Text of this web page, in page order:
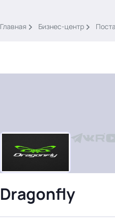
Войти
картина дня
темы
материалы
видео
события
Главная Бизнес-центр
Dragonfly